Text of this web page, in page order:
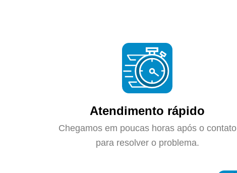
Atendimento rápido
Chegamos em poucas horas após o contato
para resolver o problema.